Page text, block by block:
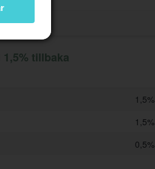
tillbaka
1,5%
1,5%
0,5%